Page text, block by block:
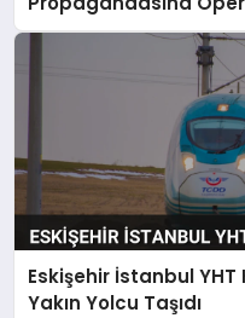
Eskişehir İstanbul YHT
Yakın Yolcu Taşıdı